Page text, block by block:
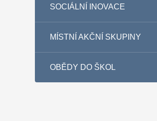
SOCIÁLNÍ INOVACE
MÍSTNÍ AKČNÍ SKUPINY
OBĚDY DO ŠKOL